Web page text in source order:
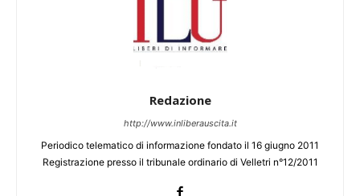
Redazione
http://www.inliberauscita.it
Periodico telematico di informazione fondato il 16 giugno 2011
Registrazione presso il tribunale ordinario di Velletri n°12/2011